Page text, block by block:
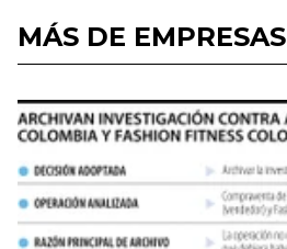
MÁS DE EMPRESAS